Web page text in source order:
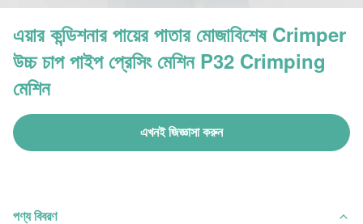
এয়ার কন্ডিশনার পায়ের পাতার মোজাবিশেষ Crimper
উচ্চ চাপ পাইপ প্রেসিং মেশিন P32 Crimping
মেশিন
এখনই জিজ্ঞাসা করুন
পণ্য বিবরণ